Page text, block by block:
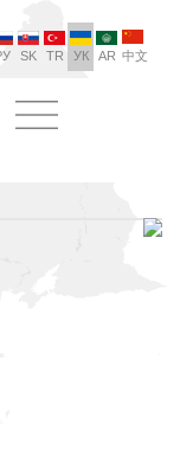
SK TR УК AR 中文